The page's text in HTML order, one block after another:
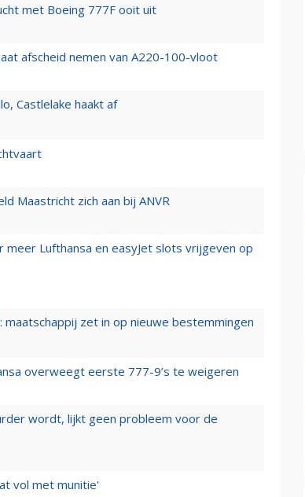
met Boeing 777F ooit uit
afscheid nemen van A220-100-vloot
Castlelake haakt af
Maastricht zich aan bij ANVR
Lufthansa en easyJet slots vrijgeven op
maatschappij zet in op nieuwe bestemmingen
overweegt eerste 777-9’s te weigeren
wordt, lijkt geen probleem voor de
vol met munitie'